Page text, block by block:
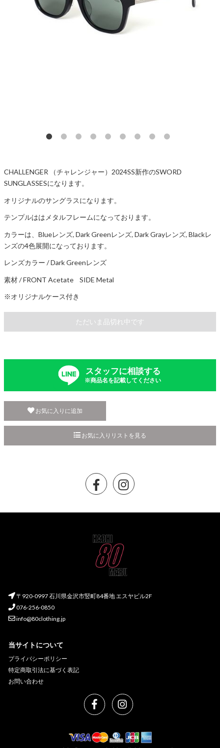
CHALLENGER （チャレンジャー）2024SS新作のSWORD
SUNGLASSESになります。
オリジナルのサングラスになります。
テンプルははメタルフレームになっております。
カラーは、Blueレンズ, Dark Greenレンズ, Dark Grayレンズ, Blackレ
ンズの4色展開になっております。
レンズカラー / Dark Greenレンズ
素材 / FRONT Acetate SIDE Metal
※オリジナルケース付き
ただいま品切れ中です
スタッフに相談する
※商品名を記載してください
お気に入りに追加
お気に入りリストを見る
〒920-0997 石川県金沢市竪町84番地 エスヤビル2F
076-256-0850
info@80clothing.jp
当サイトについて
プライバシーポリシー
特定商取引法に基づく表記
お問い合わせ